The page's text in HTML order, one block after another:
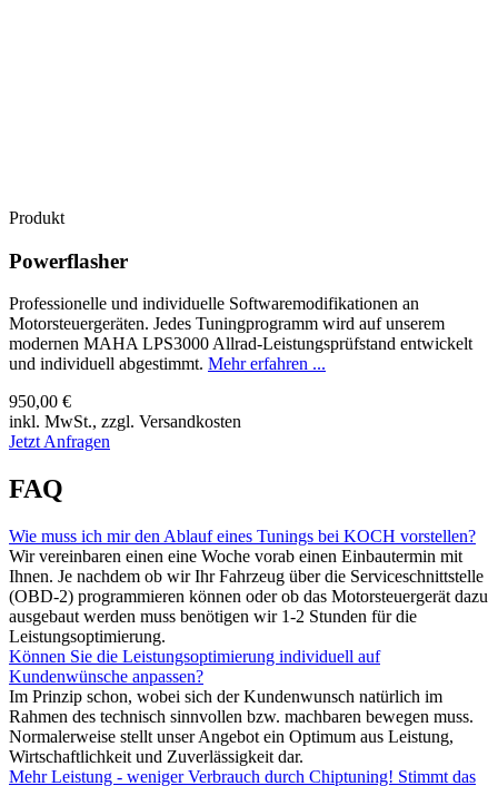
Produkt
Powerflasher
Professionelle und individuelle Softwaremodifikationen an
Motorsteuergeräten. Jedes Tuningprogramm wird auf unserem
modernen MAHA LPS3000 Allrad-Leistungsprüfstand entwickelt
und individuell abgestimmt. Mehr erfahren ...
950,00 €
inkl. MwSt., zzgl. Versandkosten
Jetzt Anfragen
FAQ
Wie muss ich mir den Ablauf eines Tunings bei KOCH vorstellen?
Wir vereinbaren einen eine Woche vorab einen Einbautermin mit
Ihnen. Je nachdem ob wir Ihr Fahrzeug über die Serviceschnittstelle
(OBD-2) programmieren können oder ob das Motorsteuergerät dazu
ausgebaut werden muss benötigen wir 1-2 Stunden für die
Leistungsoptimierung.
Können Sie die Leistungsoptimierung individuell auf
Kundenwünsche anpassen?
Im Prinzip schon, wobei sich der Kundenwunsch natürlich im
Rahmen des technisch sinnvollen bzw. machbaren bewegen muss.
Normalerweise stellt unser Angebot ein Optimum aus Leistung,
Wirtschaftlichkeit und Zuverlässigkeit dar.
Mehr Leistung - weniger Verbrauch durch Chiptuning! Stimmt das